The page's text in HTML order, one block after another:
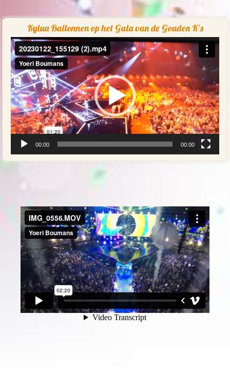
Kylua Ballonnen op het Gala van de Gouden K’s
Videospeler
00:00 00:00